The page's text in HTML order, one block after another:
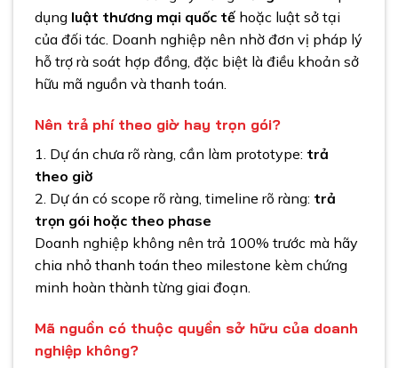
dụng luật thương mại quốc tế hoặc luật sở tại
của đối tác. Doanh nghiệp nên nhờ đơn vị pháp lý
hỗ trợ rà soát hợp đồng, đặc biệt là điều khoản sở
hữu mã nguồn và thanh toán.
Nên trả phí theo giờ hay trọn gói?
1. Dự án chưa rõ ràng, cần làm prototype: trả
theo giờ
2. Dự án có scope rõ ràng, timeline rõ ràng: trả
trọn gói hoặc theo phase
Doanh nghiệp không nên trả 100% trước mà hãy
chia nhỏ thanh toán theo milestone kèm chứng
minh hoàn thành từng giai đoạn.
Mã nguồn có thuộc quyền sở hữu của doanh
nghiệp không?